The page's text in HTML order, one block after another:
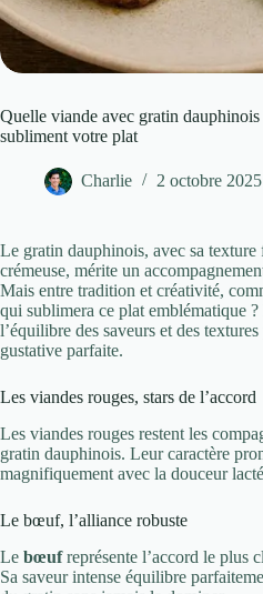
Quelle viande avec gratin dauphinois
subliment votre plat
Charlie 2 octobre 2025
Le gratin dauphinois, avec sa texture
crémeuse, mérite un
Mais entre tradition et créativité,
qui sublimera ce plat emblématique
l’équilibre des saveurs et des
gustative parfaite.
Les viandes rouges, stars de l’accord
Les viandes rouges restent les
gratin dauphinois. Leur caractère
magnifiquement avec la douceur
Le bœuf, l’alliance robuste
Le bœufreprésente l’accord le plus
Sa saveur intense équilibre